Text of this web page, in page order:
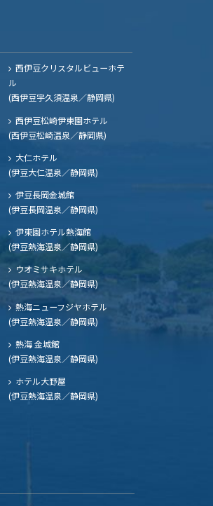
西伊豆クリスタルビューホテ
ル
(西伊豆宇久須温泉／静岡県)
西伊豆松崎伊東園ホテル
(西伊豆松崎温泉／静岡県)
大仁ホテル
(伊豆大仁温泉／静岡県)
伊豆長岡金城館
(伊豆長岡温泉／静岡県)
伊東園ホテル熱海館
(伊豆熱海温泉／静岡県)
ウオミサキホテル
(伊豆熱海温泉／静岡県)
熱海ニューフジヤホテル
(伊豆熱海温泉／静岡県)
熱海 金城館
(伊豆熱海温泉／静岡県)
ホテル大野屋
(伊豆熱海温泉／静岡県)